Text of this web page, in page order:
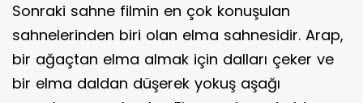
Sonraki sahne filmin en çok konuşulan
sahnelerinden biri olan elma sahnesidir. Arap,
bir ağaçtan elma almak için dalları çeker ve
bir elma daldan düşerek yokuş aşağı